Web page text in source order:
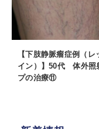
【下肢静脈瘤症例（レ
イン）】50代 体外照
プの治療⑪